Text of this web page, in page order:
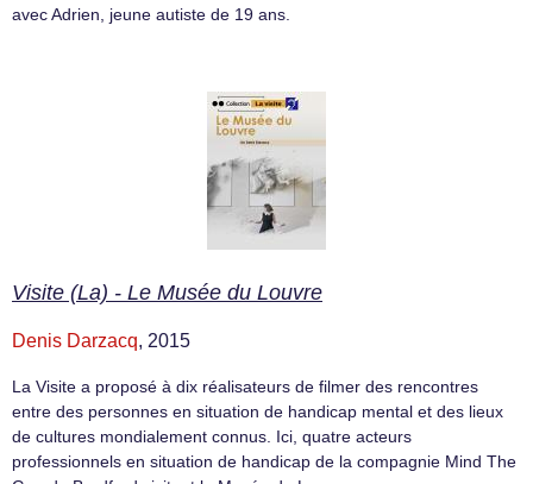
avec Adrien, jeune autiste de 19 ans.
Visite (La) - Le Musée du Louvre
Denis Darzacq, 2015
La Visite a proposé à dix réalisateurs de filmer des rencontres
entre des personnes en situation de handicap mental et des lieux
de cultures mondialement connus. Ici, quatre acteurs
professionnels en situation de handicap de la compagnie Mind The